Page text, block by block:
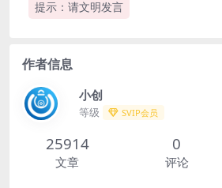
提示：请文明发言
作者信息
小创
等级 SVIP会员
25914
文章
0
评论